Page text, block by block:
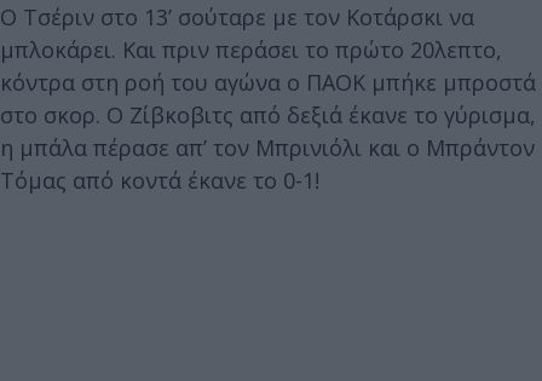
Ο Τσέριν στο 13’ σούταρε με τον Κοτάρσκι να
μπλοκάρει. Και πριν περάσει το πρώτο 20λεπτο,
κόντρα στη ροή του αγώνα ο ΠΑΟΚ μπήκε μπροστά
στο σκορ. Ο Ζίβκοβιτς από δεξιά έκανε το γύρισμα,
η μπάλα πέρασε απ’ τον Μπρινιόλι και ο Μπράντον
Τόμας από κοντά έκανε το 0-1!